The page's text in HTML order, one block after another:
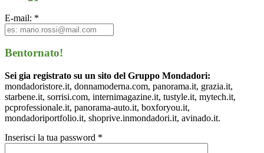
E-mail: *
Bentornato!
Sei gia registrato su un sito del Gruppo Mondadori:
mondadoristore.it, donnamoderna.com, panorama.it, grazia.it,
starbene.it, sorrisi.com, internimagazine.it, tustyle.it, mytech.it,
pcprofessionale.it, panorama-auto.it, boxforyou.it,
mondadoriportfolio.it, shoprive.inmondadori.it, avinado.it.
Inserisci la tua password *